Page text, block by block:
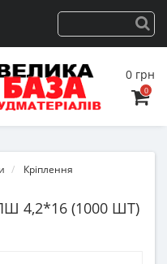
0 грн
0
Кріплення
4,2*16 (1000 ШТ)